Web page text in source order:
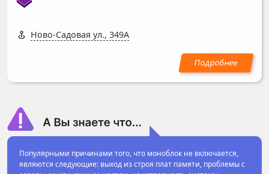
Ново-Садовая ул., 349А
Популярными причинами того, что моноблок не включается,
являются следующие: выход из строя плат памяти, проблемы с